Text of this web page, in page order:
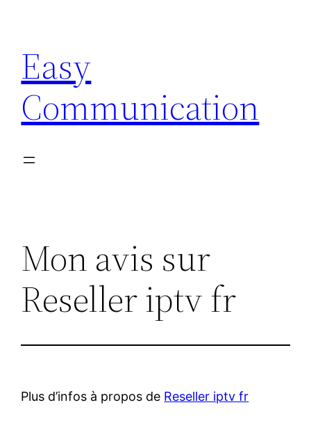
contenu
Easy
Communication
Mon avis sur
Reseller iptv fr
Plus d’infos à propos de Reseller iptv fr